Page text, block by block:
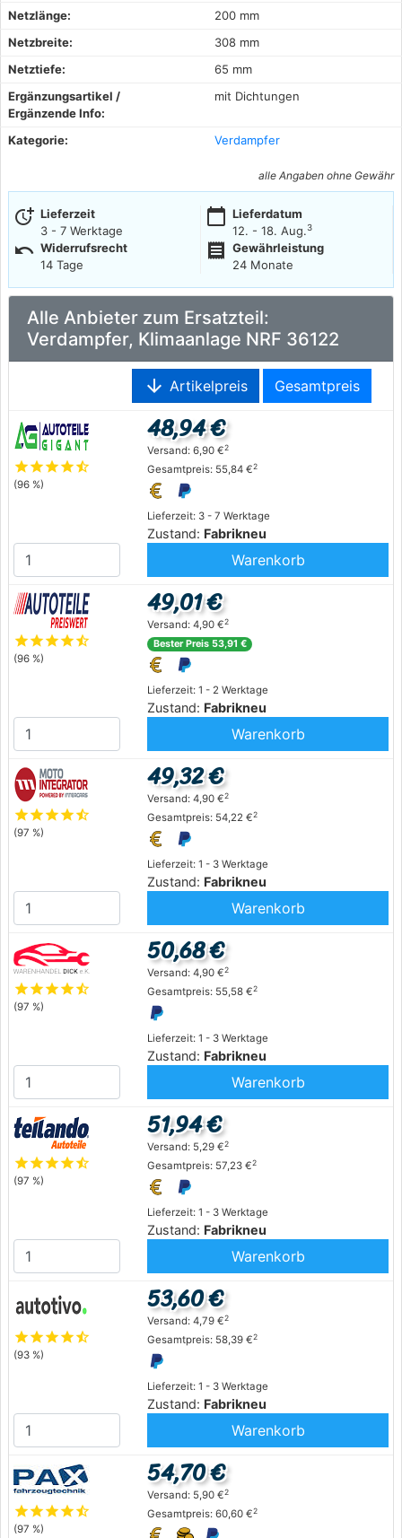
Netzlänge:
200 mm
Netzbreite:
308 mm
Netztiefe:
65 mm
Ergänzungsartikel /
Ergänzende Info:
mit Dichtungen
Kategorie: Verdampfer
alle Angaben ohne Gewähr
more_time Lieferzeit
3 - 7 Werktage
calendar_today Lieferdatum
12. - 18. Aug.3
undo Widerrufsrecht
14 Tage
receipt
Gewährleistung
24 Monate
Alle Anbieter zum Ersatzteil:
Verdampfer, Klimaanlage NRF 36122
arrow_downward Artikelpreis Gesamtpreis
starstarstarstarstar_half
(96 %)
Lieferzeit: 3 - 7 Werktage
Zustand: Fabrikneu
48,94 €
Versand: 6,90 €2
Gesamtpreis: 55,84 €2
Warenkorb
starstarstarstarstar_half
(96 %)
Lieferzeit: 1 - 2 Werktage
Zustand: Fabrikneu
49,01 €
Versand: 4,90 €2
Bester Preis 53,91 €
Warenkorb
starstarstarstarstar_half
(97 %)
Lieferzeit: 1 - 3 Werktage
Zustand: Fabrikneu
49,32 €
Versand: 4,90 €2
Gesamtpreis: 54,22 €2
Warenkorb
starstarstarstarstar_half
(97 %)
Lieferzeit: 1 - 3 Werktage
Zustand: Fabrikneu
50,68 €
Versand: 4,90 €2
Gesamtpreis: 55,58 €2
Warenkorb
starstarstarstarstar_half
(97 %)
Lieferzeit: 1 - 3 Werktage
Zustand: Fabrikneu
51,94 €
Versand: 5,29 €2
Gesamtpreis: 57,23 €2
Warenkorb
starstarstarstarstar_half
(93 %)
Lieferzeit: 1 - 3 Werktage
Zustand: Fabrikneu
53,60 €
Versand: 4,79 €2
Gesamtpreis: 58,39 €2
Warenkorb
starstarstarstarstar_half
(97 %)
54,70 €
Versand: 5,90 €2
Gesamtpreis: 60,60 €2